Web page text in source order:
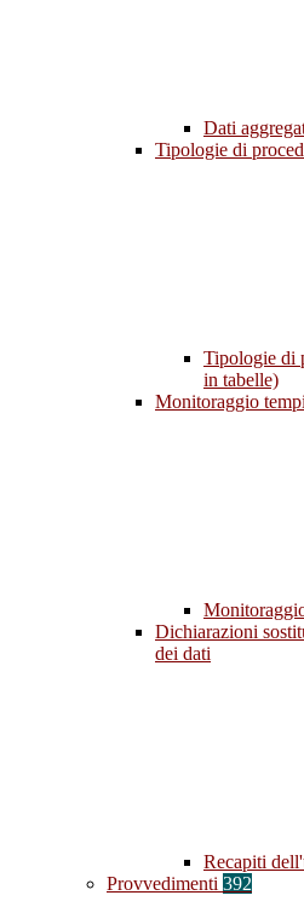
Dati
Tipologie di
Tipologie di
in tabelle)
Monitoraggio
Dichiarazioni
dei dati
Recapiti
Provvedimenti 392